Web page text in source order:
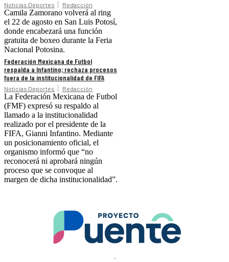
Noticias Deportes Redacción
Camila Zamorano volverá al ring
el 22 de agosto en San Luis Potosí,
donde encabezará una función
gratuita de boxeo durante la Feria
Nacional Potosina.
Federación Mexicana de Futbol
respalda a Infantino; rechaza procesos
fuera de la institucionalidad de FIFA
Noticias Deportes Redacción
La Federación Mexicana de Futbol
(FMF) expresó su respaldo al
llamado a la institucionalidad
realizado por el presidente de la
FIFA, Gianni Infantino. Mediante
un posicionamiento oficial, el
organismo informó que “no
reconocerá ni aprobará ningún
proceso que se convoque al
margen de dicha institucionalidad”.
.